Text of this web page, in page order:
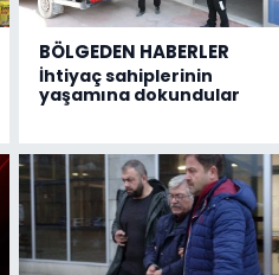
BÖLGEDEN HABERLER
İhtiyaç sahiplerinin
yaşamına dokundular